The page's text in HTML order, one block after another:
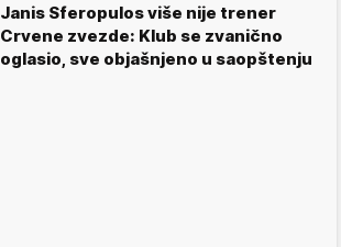
Janis Sferopulos više nije trener
Crvene zvezde: Klub se zvanično
oglasio, sve objašnjeno u saopštenju